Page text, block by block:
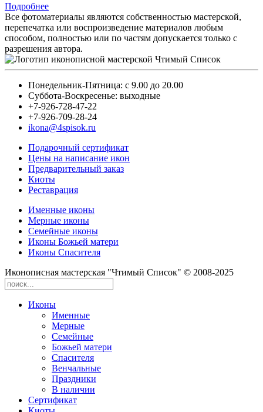
Подробнее
Все фотоматериалы являются собственностью мастерской,
перепечатка или воспроизведение материалов любым
способом, полностью или по частям допускается только с
разрешения автора.
Понедельник-Пятница: с 9.00 до 20.00
Суббота-Воскресенье: выходные
+7-926-728-47-22
+7-926-709-28-24
ikona@4spisok.ru
Подарочный сертификат
Цены на написание икон
Предварительный заказ
Киоты
Реставрация
Именные иконы
Мерные иконы
Семейные иконы
Иконы Божьей матери
Иконы Спасителя
Иконописная мастерская "Чтимый Список" © 2008-2025
Иконы
Именные
Мерные
Семейные
Божьей матери
Спасителя
Венчальные
Праздники
В наличии
Сертификат